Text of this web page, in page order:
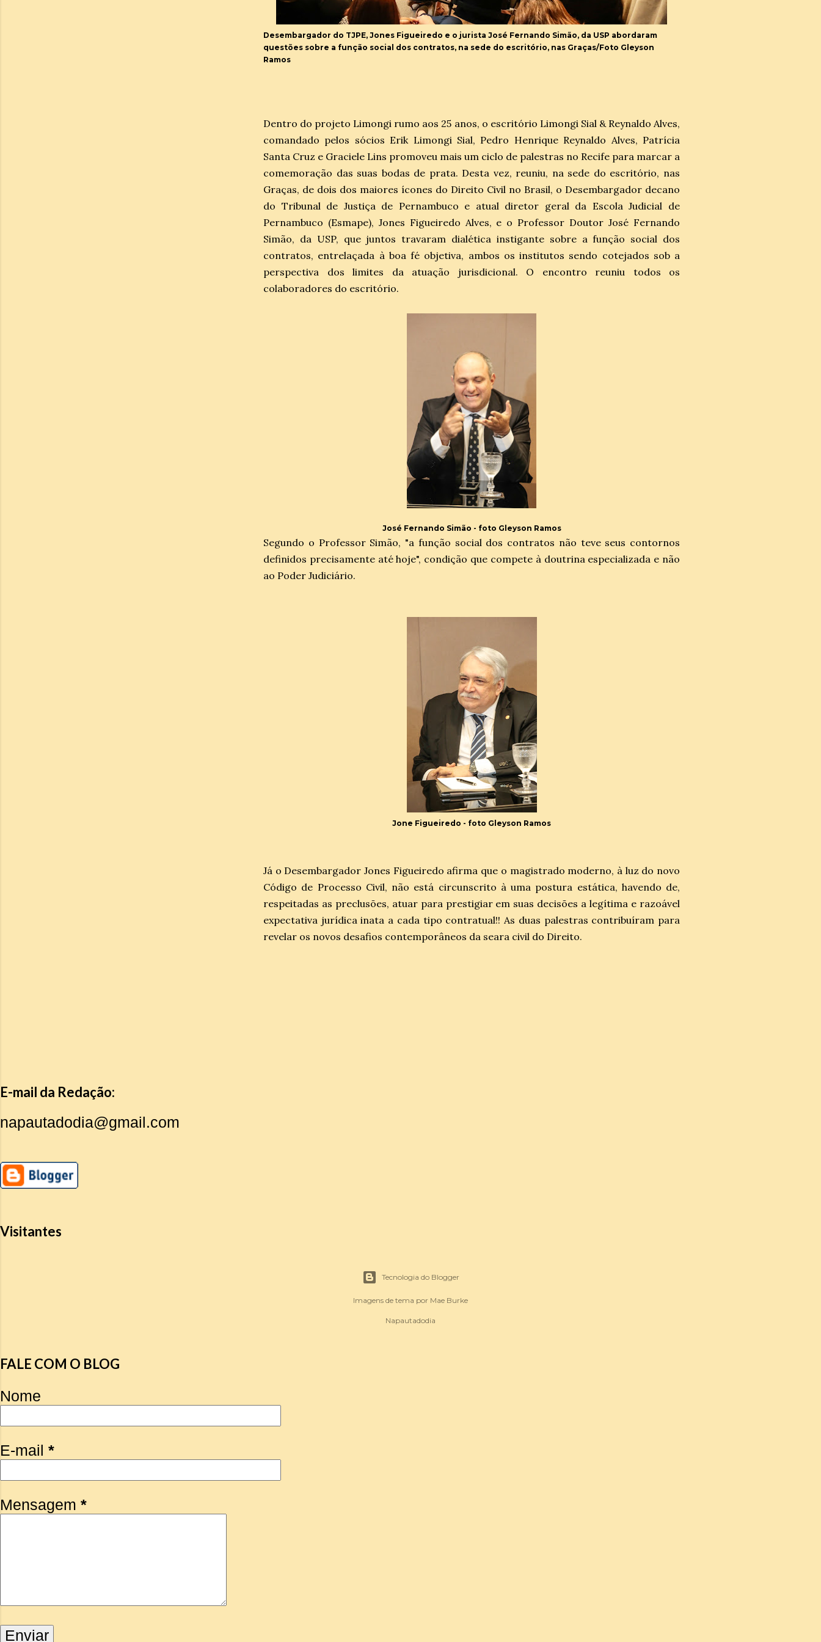
Desembargador do TJPE, Jones Figueiredo e o jurista José Fernando Simão, da USP abordaram
questões sobre a função social dos contratos, na sede do escritório, nas Graças/Foto Gleyson
Ramos
Dentro do projeto Limongi rumo aos 25 anos, o escritório Limongi Sial & Reynaldo Alves,
comandado pelos sócios Erik Limongi Sial, Pedro Henrique Reynaldo Alves, Patrícia
Santa Cruz e Graciele Lins promoveu mais um ciclo de palestras no Recife para marcar a
comemoração das suas bodas de prata. Desta vez, reuniu, na sede do escritório, nas
Graças, de dois dos maiores ícones do Direito Civil no Brasil, o Desembargador decano
do Tribunal de Justiça de Pernambuco e atual diretor geral da Escola Judicial de
Pernambuco (Esmape), Jones Figueiredo Alves, e o Professor Doutor José Fernando
Simão, da USP, que juntos travaram dialética instigante sobre a função social dos
contratos, entrelaçada à boa fé objetiva, ambos os institutos sendo cotejados sob a
perspectiva dos limites da atuação jurisdicional. O encontro reuniu todos os
colaboradores do escritório.
José Fernando Simão - foto Gleyson Ramos
Segundo o Professor Simão, "a função social dos contratos não teve seus contornos
definidos precisamente até hoje", condição que compete à doutrina especializada e não
ao Poder Judiciário.
Jone Figueiredo - foto Gleyson Ramos
Já o Desembargador Jones Figueiredo afirma que o magistrado moderno, à luz do novo
Código de Processo Civil, não está circunscrito à uma postura estática, havendo de,
respeitadas as preclusões, atuar para prestigiar em suas decisões a legítima e razoável
expectativa jurídica inata a cada tipo contratual!! As duas palestras contribuíram para
revelar os novos desafios contemporâneos da seara civil do Direito.
E-mail da Redação:
napautadodia@gmail.com
Visitantes
Tecnologia do Blogger
Imagens de tema por Mae Burke
Napautadodia
FALE COM O BLOG
Nome
E-mail *
Mensagem *